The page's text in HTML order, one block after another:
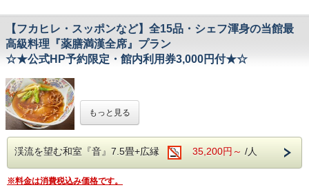
​チェックイン 14：00 チェックアウト
11：00
５．５種の健康茶で体の中から健康に
川沿いのヒノキ露天風呂からは、四季折々の
景色、
小さな内風呂もございます。
鳥骨鶏のスープ
漢方トシシ入たき込みごはん
羅漢果のお茶
【公式HP予約限定】
＼＼ 館内利用券 3,000円分をプレゼント
※1室につき1枚となります。
胃腸の弱い方にも安心してお召し上がり頂けます。
血液をきれいにして体質を改善、健康を維持し美容に最適！
リフレッシュにお勧めです！！
います。
∽∽∽∽∽∽∽∽∽∽∽∽∽∽∽∽∽∽∽∽∽
【公式HP予約限定】
館内売店のお土産購入にご利用いただける
【フカヒレ・スッポンなど】全15品・シェフ渾身の当館最
高級料理『薬膳満漢全席』プラン
☆★公式HP予約限定・館内利用券3,000円付★☆
フカヒレ・スッポン・海鼠などの高価な漢方
と高級食材を
惜しげもなく たっぷりと使った漢方の満漢全
席！！
全１５品のフルコースの薬膳懐石です。
もっと見る
渓流を望む和室『音』7.5畳+広縁 35,200円～ /人
※料金は消費税込み価格です。